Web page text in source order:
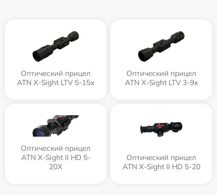
Оптический прицел
ATN X-Sight LTV 5-15x
Оптический прицел
ATN X-Sight LTV 3-9x
Оптический прицел
ATN X-Sight II HD 5-
20X
Оптический прицел
ATN X-Sight II HD 5-20